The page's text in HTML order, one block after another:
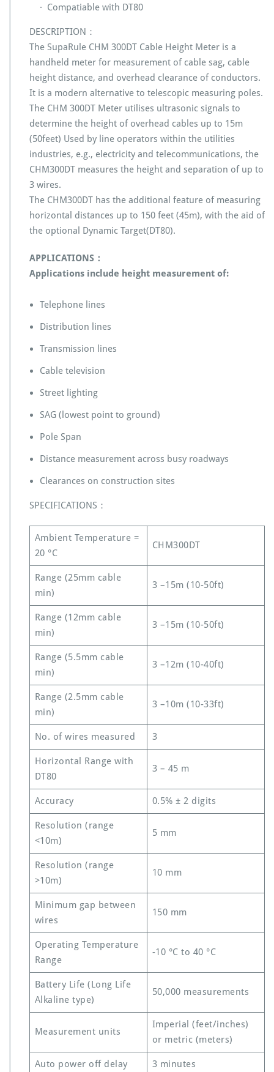
· Compatiable with DT80
DESCRIPTION：
The SupaRule CHM 300DT Cable Height Meter is a
handheld meter for measurement of cable sag, cable
height distance, and overhead clearance of conductors.
It is a modern alternative to telescopic measuring poles.
The CHM 300DT Meter utilises ultrasonic signals to
determine the height of overhead cables up to 15m
(50feet) Used by line operators within the utilities
industries, e.g., electricity and telecommunications, the
CHM300DT measures the height and separation of up to
3 wires.
The CHM300DT has the additional feature of measuring
horizontal distances up to 150 feet (45m), with the aid of
the optional Dynamic Target(DT80).
APPLICATIONS：
Applications include height measurement of:
Telephone lines
Distribution lines
Transmission lines
Cable television
Street lighting
SAG (lowest point to ground)
Pole Span
Distance measurement across busy roadways
Clearances on construction sites
SPECIFICATIONS：
Ambient Temperature =
20 °C
CHM300DT
Range (25mm cable
min)
3 –15m (10-50ft)
Range (12mm cable
min)
3 –15m (10-50ft)
Range (5.5mm cable
min)
3 –12m (10-40ft)
Range (2.5mm cable
min)
3 –10m (10-33ft)
No. of wires measured 3
Horizontal Range with
DT80
3 – 45 m
Accuracy 0.5% ± 2 digits
Resolution (range
<10m)
5 mm
Resolution (range
>10m)
10 mm
Minimum gap between
wires
150 mm
Operating Temperature
Range
-10 °C to 40 °C
Battery Life (Long Life
Alkaline type)
50,000 measurements
Measurement units
Imperial (feet/inches)
or metric (meters)
Auto power off delay 3 minutes